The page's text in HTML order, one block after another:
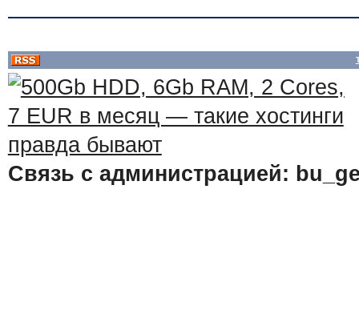
Связь с администрацией: